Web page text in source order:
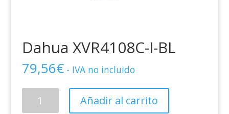
Dahua XVR4108C-I-BL
79,56€ - IVA no incluido
XVR4108C-
Añadir al carrito